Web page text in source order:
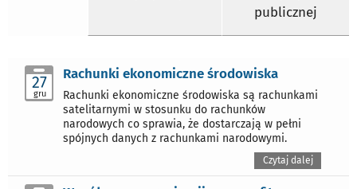
publicznej
27
gru
Rachunki ekonomiczne środowiska
Rachunki ekonomiczne środowiska są rachunkami
satelitarnymi w stosunku do rachunków
narodowych co sprawia, że dostarczają w pełni
spójnych danych z rachunkami narodowymi.
Czytaj dalej